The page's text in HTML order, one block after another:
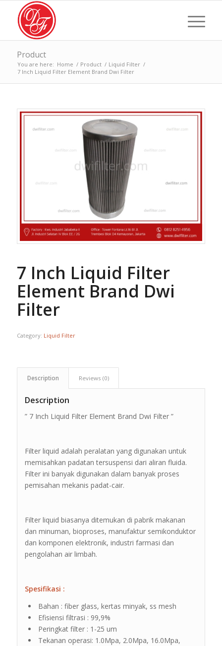
Product
You are here: Home / Product / Liquid Filter /
7 Inch Liquid Filter Element Brand Dwi Filter
7 Inch Liquid Filter
Element Brand Dwi
Filter
Category: Liquid Filter
Description Reviews (0)
Description
” 7 Inch Liquid Filter Element Brand Dwi Filter ”
Filter liquid adalah peralatan yang digunakan untuk
memisahkan padatan tersuspensi dari aliran fluida.
Filter ini banyak digunakan dalam banyak proses
pemisahan mekanis padat-cair.
Filter liquid biasanya ditemukan di pabrik makanan
dan minuman, bioproses, manufaktur semikonduktor
dan komponen elektronik, industri farmasi dan
pengolahan air limbah.
Spesifikasi :
Bahan : fiber glass, kertas minyak, ss mesh
Efisiensi filtrasi : 99,9%
Peringkat filter : 1-25 um
Tekanan operasi: 1.0Mpa, 2.0Mpa, 16.0Mpa,